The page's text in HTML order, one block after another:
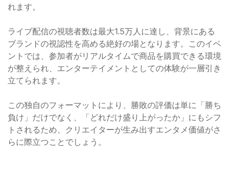
れます。
ライブ配信の視聴者数は最大1.5万人に達し、背景にある
ブランドの視認性を高める絶好の場となります。このイベ
ントでは、参加者がリアルタイムで商品を購買できる環境
が整えられ、エンターテイメントとしての体験が一層引き
立てられます。
この独自のフォーマットにより、勝敗の評価は単に「勝ち
負け」だけでなく、「どれだけ盛り上がったか」にもシフ
トされるため、クリエイターが生み出すエンタメ価値がさ
らに際立つことでしょう。